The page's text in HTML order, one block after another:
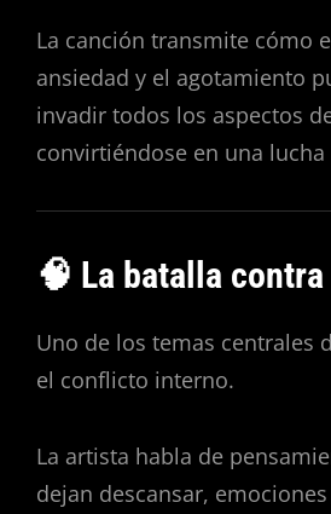
La canción transmite cómo
ansiedad y el agotamiento
invadir todos los aspectos
convirtiéndose en una lucha
🧠 La batalla
Uno de los temas centrales
el conflicto interno.
La artista habla de
dejan descansar,